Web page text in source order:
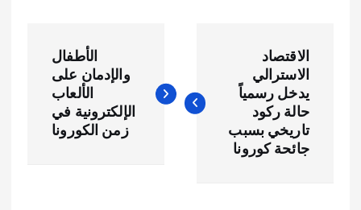
ص
الاقتصاد
الاسترالي
يدخل رسمياً
حالة ركود
تاريخي بسبب
جائحة كورونا
الأطفال
والإدمان على
الألعاب
الإلكترونية في
زمن الكورونا